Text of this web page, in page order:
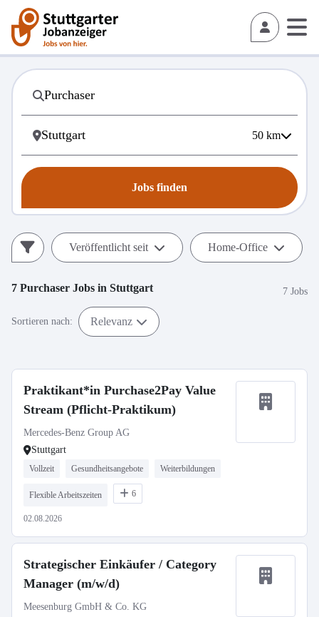
50 km
Jobs finden
Veröffentlicht seit Home-Office
7 Purchaser Jobs in Stuttgart 7 Jobs
Sortieren nach: Relevanz
Praktikant*in Purchase2Pay Value
Stream (Pflicht-Praktikum)
Mercedes-Benz Group AG
Stuttgart
Vollzeit Gesundheitsangebote Weiterbildungen
Flexible Arbeitszeiten 6
02.08.2026
Strategischer Einkäufer / Category
Manager (m/w/d)
Meesenburg GmbH & Co. KG